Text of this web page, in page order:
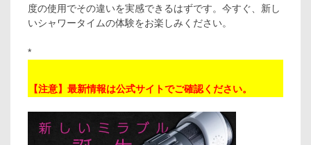
度の使用でその違いを実感できるはずです。今すぐ、新し
いシャワータイムの体験をお楽しみください。
*
【注意】最新情報は公式サイトでご確認ください。